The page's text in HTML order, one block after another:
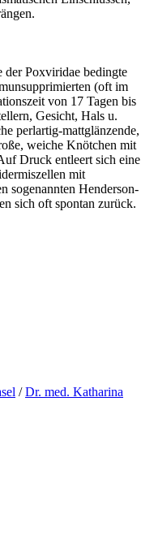
der Poxviridae bedingte
(oft im
von 17 Tagen bis
Gesicht, Hals u.
perlartig-mattglänzende,
weiche Knötchen mit
Druck entleert sich eine
mit
sogenannten Henderson-
sich oft spontan zurück.
/Dr. med. Katharina